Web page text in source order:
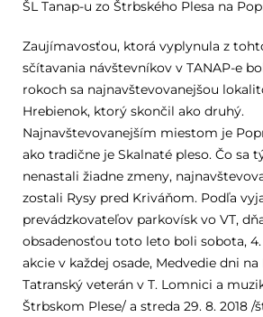
ŠL Tanap-u zo Štrbského Plesa na
Zaujímavosťou, ktorá vyplynula z
sčítavania návštevníkov v TANAP-e
rokoch sa najnavštevovanejšou
Hrebienok, ktorý skončil ako druhý.
Najnavštevovanejším miestom je
ako tradične je Skalnaté pleso. Čo sa
nenastali žiadne zmeny,
zostali Rysy pred Kriváňom. Podľa
prevádzkovateľov parkovísk vo VT,
obsadenosťou toto leto boli sobota, 4.
akcie v každej osade, Medvedie dni
Tatranský veterán v T. Lomnici a
Štrbskom Plese/ a streda 29. 8. 2018 /